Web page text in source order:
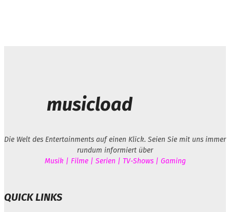
musicload
Die Welt des Entertainments auf einen Klick. Seien Sie mit uns immer
rundum informiert über
Musik | Filme | Serien | TV-Shows | Gaming
QUICK LINKS